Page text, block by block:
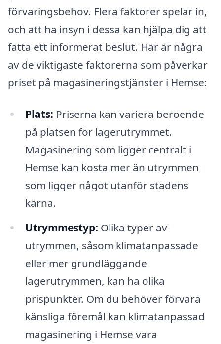
förvaringsbehov. Flera faktorer spelar in,
och att ha insyn i dessa kan hjälpa dig att
fatta ett informerat beslut. Här är några
av de viktigaste faktorerna som påverkar
priset på magasineringstjänster i Hemse:
Plats: Priserna kan variera beroende
på platsen för lagerutrymmet.
Magasinering som ligger centralt i
Hemse kan kosta mer än utrymmen
som ligger något utanför stadens
kärna.
Utrymmestyp: Olika typer av
utrymmen, såsom klimatanpassade
eller mer grundläggande
lagerutrymmen, kan ha olika
prispunkter. Om du behöver förvara
känsliga föremål kan klimatanpassad
magasinering i Hemse vara